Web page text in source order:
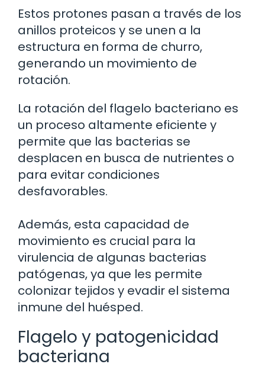
Estos protones pasan a través de los
anillos proteicos y se unen a la
estructura en forma de churro,
generando un movimiento de
rotación.
La rotación del flagelo bacteriano es
un proceso altamente eficiente y
permite que las bacterias se
desplacen en busca de nutrientes o
para evitar condiciones
desfavorables.
Además, esta capacidad de
movimiento es crucial para la
virulencia de algunas bacterias
patógenas, ya que les permite
colonizar tejidos y evadir el sistema
inmune del huésped.
Flagelo y patogenicidad
bacteriana